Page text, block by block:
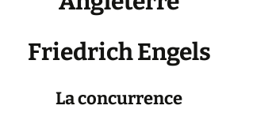
Friedrich Engels
La concurrence